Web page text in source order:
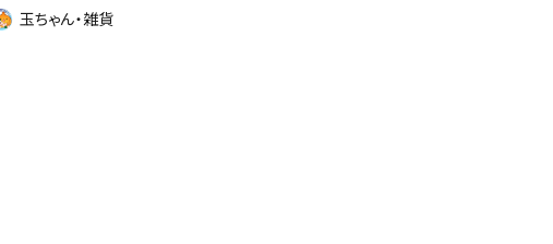
玉ちゃん・雑貨